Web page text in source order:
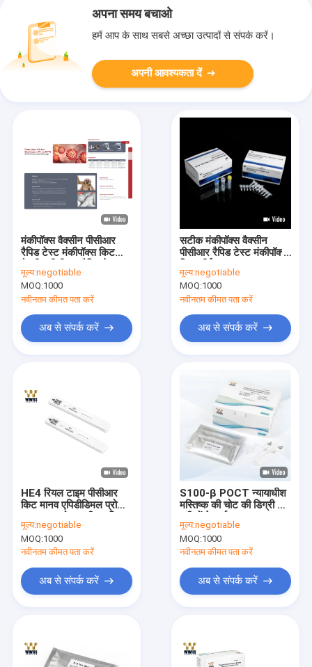
अपना समय बचाओ
हमें आप के साथ सबसे अच्छा उत्पादों से संपर्क करें।
अपनी आवश्यकता दें
मंकीपॉक्स वैक्सीन पीसीआर
रैपिड टेस्ट मंकीपॉक्स किट
मूल्य:negotiable
MOQ:1000
नवीनतम कीमत पता करें
अब से संपर्क करें
सटीक मंकीपॉक्स वैक्सीन
पीसीआर रैपिड टेस्ट मंकीपॉक्स
मूल्य:negotiable
MOQ:1000
नवीनतम कीमत पता करें
अब से संपर्क करें
HE4 रियल टाइम पीसीआर
किट मानव एपिडीडिमल प्रोटीन
से मूल प्रोटीन OEM स्वीकृत
मूल्य:negotiable
MOQ:1000
नवीनतम कीमत पता करें
अब से संपर्क करें
S100-β POCT न्यायाधीश
मस्तिष्क की चोट की डिग्री और
मूल्यांकन
मूल्य:negotiable
MOQ:1000
नवीनतम कीमत पता करें
अब से संपर्क करें